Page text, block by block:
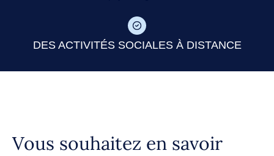
DES ACTIVITÉS SOCIALES À DISTANCE
Vous souhaitez en savoir